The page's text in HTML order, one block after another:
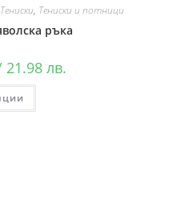
, Тениски и потници
ръка
21.98 лв.